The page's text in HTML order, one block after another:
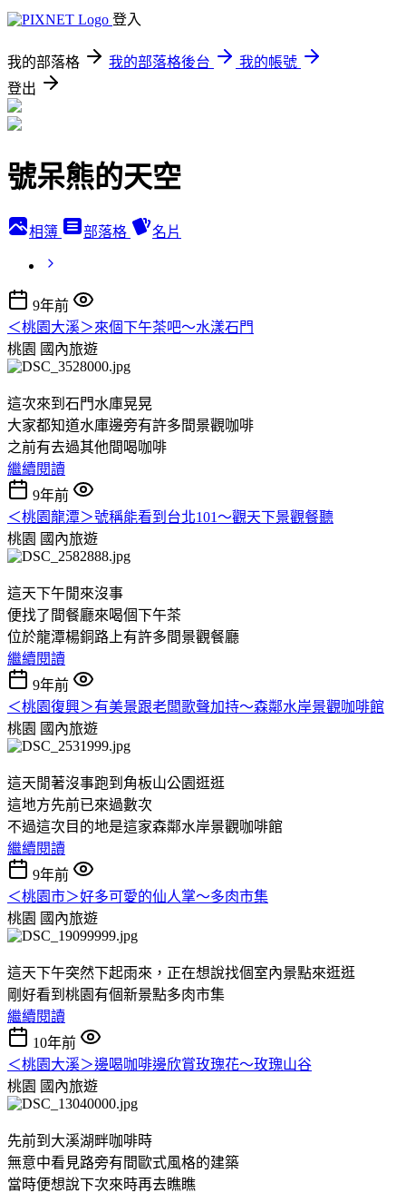
登入
我的部落格 我的部落格後台
我的帳號
登出
號呆熊的天空
相簿 部落格 名片
9年前
＜桃園大溪＞來個下午茶吧～水漾石門
桃園 國內旅遊
這次來到石門水庫晃晃
大家都知道水庫邊旁有許多間景觀咖啡
之前有去過其他間喝咖啡
繼續閱讀
9年前
＜桃園龍潭＞號稱能看到台北101～觀天下景觀餐聽
桃園 國內旅遊
這天下午閒來沒事
便找了間餐廳來喝個下午茶
位於龍潭楊銅路上有許多間景觀餐廳
繼續閱讀
9年前
＜桃園復興＞有美景跟老闆歌聲加持～森鄰水岸景觀咖啡館
桃園 國內旅遊
這天閒著沒事跑到角板山公園逛逛
這地方先前已來過數次
不過這次目的地是這家森鄰水岸景觀咖啡館
繼續閱讀
9年前
＜桃園市＞好多可愛的仙人掌～多肉市集
桃園 國內旅遊
這天下午突然下起雨來，正在想說找個室內景點來逛逛
剛好看到桃園有個新景點多肉市集
繼續閱讀
10年前
＜桃園大溪＞邊喝咖啡邊欣賞玫瑰花～玫瑰山谷
桃園 國內旅遊
先前到大溪湖畔咖啡時
無意中看見路旁有間歐式風格的建築
當時便想說下次來時再去瞧瞧